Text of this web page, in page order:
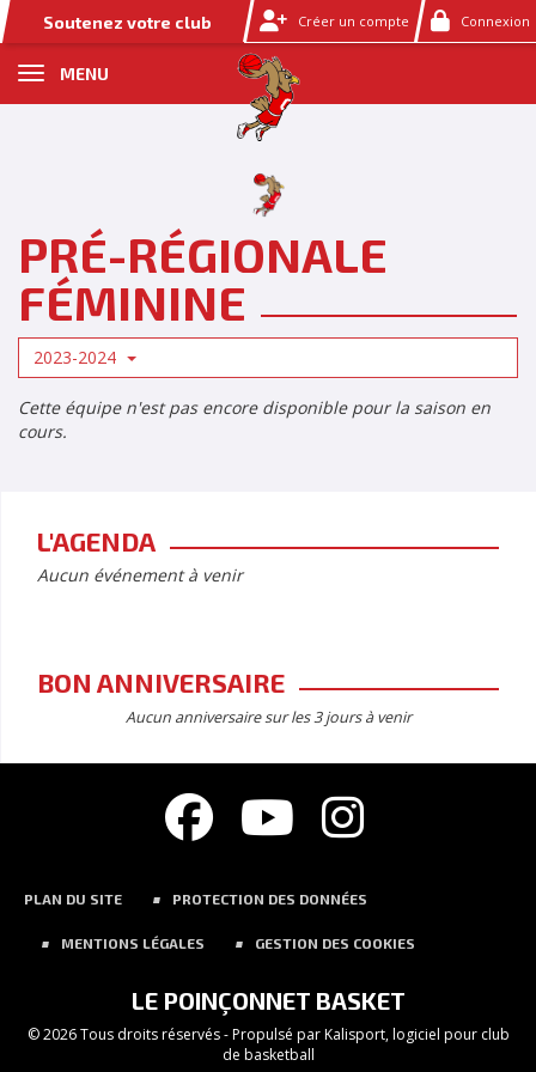
Soutenez votre club Créer un compte Connexion
MENU
PRÉ-RÉGIONALE
FÉMININE
2023-2024
Cette équipe n'est pas encore disponible pour la saison en
cours.
L'AGENDA
Aucun événement à venir
BON ANNIVERSAIRE
Aucun anniversaire sur les 3 jours à venir
PLAN DU SITE PROTECTION DES DONNÉES
MENTIONS LÉGALES GESTION DES COOKIES
LE POINÇONNET BASKET
© 2026 Tous droits réservés - Propulsé parKalisport, logiciel pour club
de basketball
Panneau de gestion des cookies